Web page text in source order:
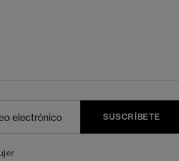
SUSCRÍBETE